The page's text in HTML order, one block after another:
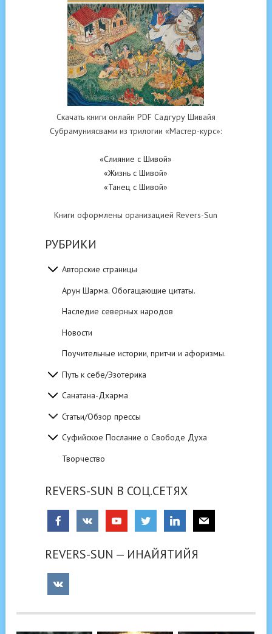
Скачать книги онлайн PDF Садгуру Шивайя
Субрамуниясвами из трилогии «Мастер-курс»:
«Слияние с Шивой»
«Жизнь с Шивой»
«Танец с Шивой»
Книги оформлены оранизацией Revers-Sun
РУБРИКИ
Авторские страницы
Арун Шарма. Обогащающие цитаты.
Наследие северных народов
Новости
Поучительные истории, притчи и афоризмы.
Путь к себе/Эзотерика
Санатана-Дхарма
Статьи/Обзор прессы
Суфийское Послание о Свободе Духа
Творчество
REVERS-SUN В СОЦ.СЕТЯХ
REVERS-SUN — ИНАЙЯТИЙЯ